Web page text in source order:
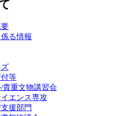
る情報
等
貴重文物講習会
エンス専攻
援部門